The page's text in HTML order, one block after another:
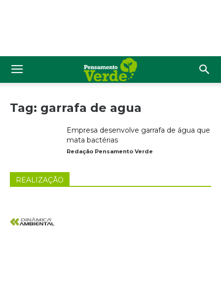
Tag: garrafa de agua
Empresa desenvolve garrafa de água que
mata bactérias
Redação Pensamento Verde
REALIZAÇÃO